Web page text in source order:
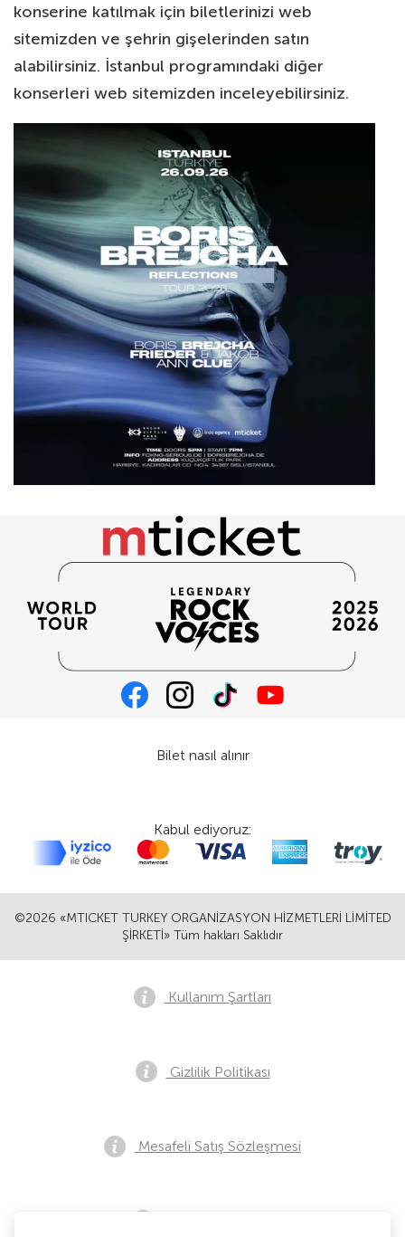
konserine katılmak için biletlerinizi web
sitemizden ve şehrin gişelerinden satın
alabilirsiniz. İstanbul programındaki diğer
konserleri web sitemizden inceleyebilirsiniz.
©2026 «MTICKET TURKEY ORGANİZASYON HİZMETLERİ LİMİTED
ŞİRKETİ» Tüm hakları Saklıdır
Bilet nasıl alınır
Kabul ediyoruz:
Kullanım Şartları
Gizlilik Politikası
Mesafeli Satış Sözleşmesi